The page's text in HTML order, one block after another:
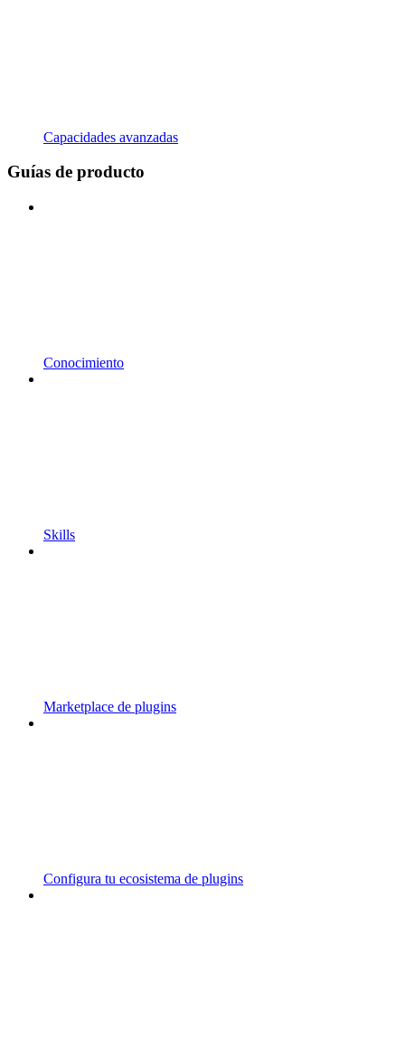
Capacidades avanzadas
Guías de producto
Conocimiento
Skills
Marketplace de plugins
Configura tu ecosistema de plugins